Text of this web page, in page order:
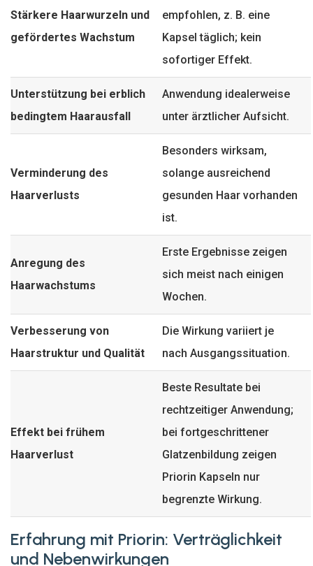
Stärkere Haarwurzeln und
gefördertes Wachstum
empfohlen, z. B. eine
Kapsel täglich; kein
sofortiger Effekt.
Unterstützung bei erblich
bedingtem Haarausfall
Anwendung idealerweise
unter ärztlicher Aufsicht.
Verminderung des
Haarverlusts
Besonders wirksam,
solange ausreichend
gesunden Haar vorhanden
ist.
Anregung des
Haarwachstums
Erste Ergebnisse zeigen
sich meist nach einigen
Wochen.
Verbesserung von
Haarstruktur und Qualität
Die Wirkung variiert je
nach Ausgangssituation.
Effekt bei frühem
Haarverlust
Beste Resultate bei
rechtzeitiger Anwendung;
bei fortgeschrittener
Glatzenbildung zeigen
Priorin Kapseln nur
begrenzte Wirkung.
Erfahrung mit Priorin: Verträglichkeit
und Nebenwirkungen